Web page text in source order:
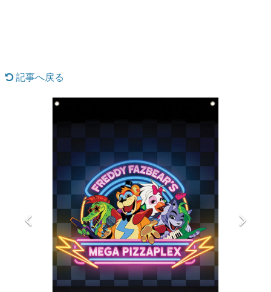
ゲームが変えた日本語
イニーP氏が徹底調査。
カテゴリ
アプリレビュー
記事へ戻る